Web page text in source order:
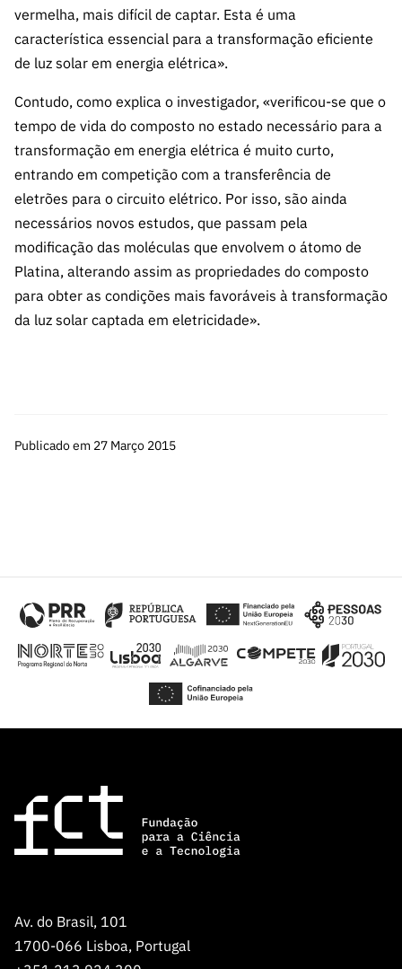
s
Apoios
Digital” e
“Ciência +
Capacitaç
ão”
vermelha, mais difícil de captar. Esta é uma
característica essencial para a transformação eficiente
de luz solar em energia elétrica».
Contudo, como explica o investigador, «verificou-se que o
tempo de vida do composto no estado necessário para a
transformação em energia elétrica é muito curto,
entrando em competição com a transferência de
eletrões para o circuito elétrico. Por isso, são ainda
necessários novos estudos, que passam pela
modificação das moléculas que envolvem o átomo de
Platina, alterando assim as propriedades do composto
para obter as condições mais favoráveis à transformação
da luz solar captada em eletricidade».
Publicado em 27 Março 2015
Av. do Brasil, 101
1700-066 Lisboa, Portugal